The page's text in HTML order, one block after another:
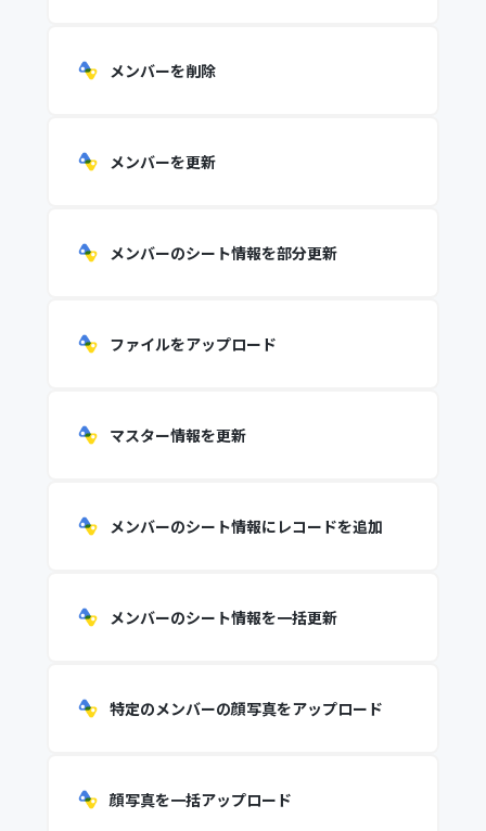
メンバーを削除
メンバーを更新
メンバーのシート情報を部分更新
ファイルをアップロード
マスター情報を更新
メンバーのシート情報にレコードを追加
メンバーのシート情報を一括更新
特定のメンバーの顔写真をアップロード
顔写真を一括アップロード